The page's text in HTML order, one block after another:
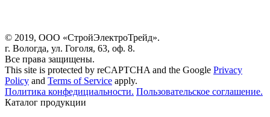
© 2019, ООО «СтройЭлектроТрейд».
г. Вологда, ул. Гоголя, 63, оф. 8.
Все права защищены.
This site is protected by reCAPTCHA and the Google Privacy
Policy and Terms of Service apply.
Политика конфедициальности. Пользовательское соглашение.
Каталог продукции